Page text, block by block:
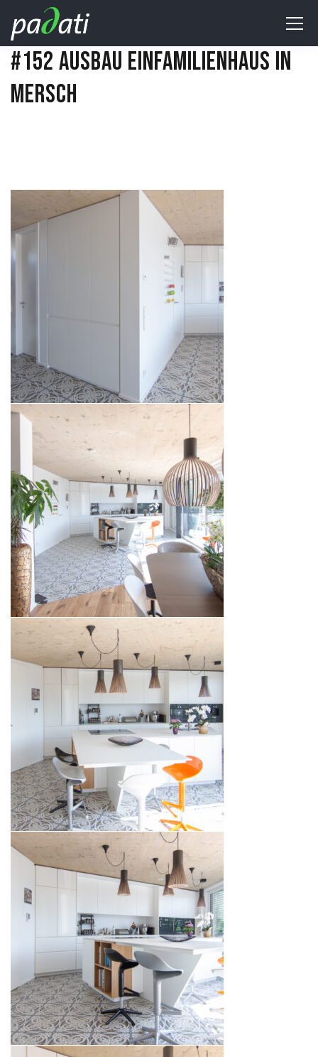
#152 AUSBAU EINFAMILIENHAUS IN
MERSCH